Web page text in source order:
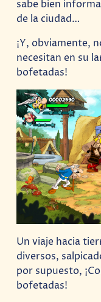
sabe bien
de la ciudad…
¡Y, obviamente,
necesitan en su
bofetadas!
Un viaje hacia
diversos,
por supuesto,
bofetadas!